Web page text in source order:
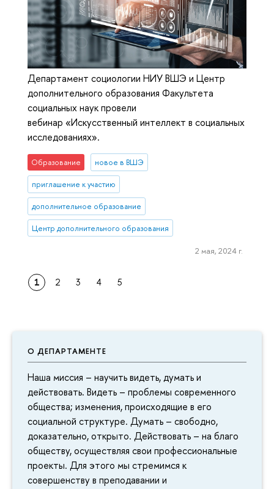
О ДЕПАРТАМЕНТЕ
Наша миссия – научить видеть, думать и
действовать. Видеть – проблемы современного
общества; изменения, происходящие в его
социальной структуре. Думать – свободно,
доказательно, открыто. Действовать – на благо
обществу, осуществляя свои профессиональные
проекты. Для этого мы стремимся к
совершенству в преподавании и
Департамент социологии НИУ ВШЭ и Центр
дополнительного образования Факультета
социальных наук провели
вебинар «Искусственный интеллект в социальных
исследованиях».
Образование новое в ВШЭ
приглашение к участию
дополнительное образование
Центр дополнительного образования
2 мая, 2024 г.
1 2 3 4 5